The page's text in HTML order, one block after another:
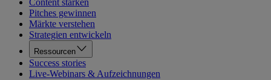
Content stärken
Pitches gewinnen
Märkte verstehen
Strategien entwickeln
Ressourcen
Success stories
Live-Webinars & Aufzeichnungen